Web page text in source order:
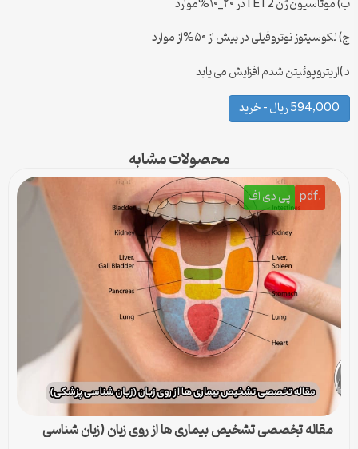
ب) موتاسیون ژن TET2در ۲۰_۱۰%موارد
ج) لکوسیتوز نوتروفیلی در بیش از ۵۰%از موارد
د )اریتروپوئیتن شدم افزایش می یابد
594,000 ریال – خرید
محصولات مشابه
.pdf پی دی اف
مقاله تخصصی تشخیص بیماری ها از روی زبان (زبان شناسی
پزشکی)